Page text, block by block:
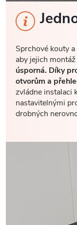
Sprchové kouty
aby jejich
úsporná. Díky
otvorům a
zvládne instalaci
nastavitelnými
drobných